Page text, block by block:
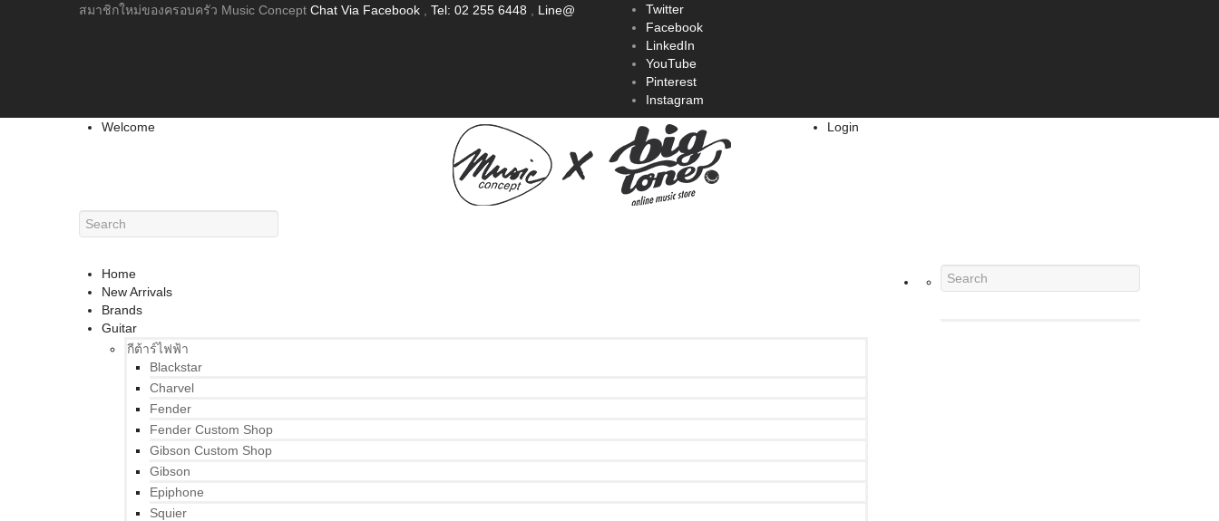
สมาชิกใหม่ของครอบครัว Music Concept Chat Via Facebook Tel: 02 255 6448 Line@
Twitter
Facebook
LinkedIn
YouTube
Pinterest
Instagram
Welcome
Login
Home
New Arrivals
Brands
Guitar
กีต้าร์ไฟฟ้า
Blackstar
Charvel
Fender
Fender Custom Shop
Gibson Custom Shop
Gibson
Epiphone
Squier